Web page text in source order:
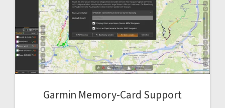
Garmin Memory-Card Support